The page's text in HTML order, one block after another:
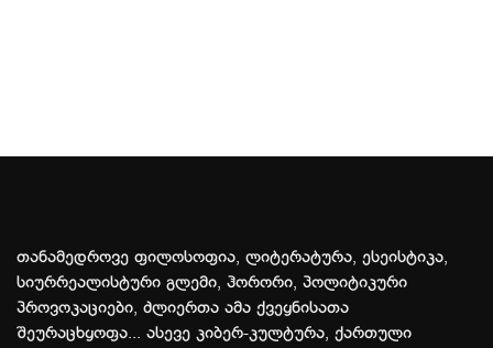
თანამედროვე ფილოსოფია, ლიტერატურა, ესეისტიკა,
სიურრეალისტური გლემი, ჰორორი, პოლიტიკური
პროვოკაციები, ძლიერთა ამა ქვეყნისათა
შეურაცხყოფა... ასევე კიბერ-კულტურა, ქართული